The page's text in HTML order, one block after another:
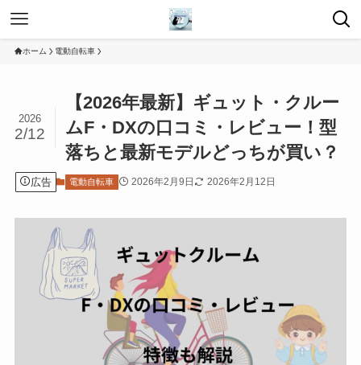
ホーム 電動自転車
【2026年最新】ギュット・クルー
ムF・DXの口コミ・レビュー！型
落ちと最新モデルどっちが買い？
2026
2/12
広告 電動自転車 2026年2月9日 2026年2月12日